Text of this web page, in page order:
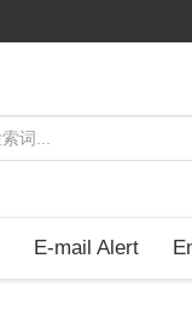
E-mail Alert